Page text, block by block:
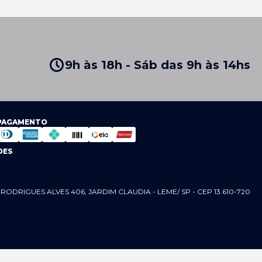
9h às 18h - Sáb das 9h às 14hs
ALVES 406, JARDIM CLAUDIA - LEME/ SP - CEP 13.610-720